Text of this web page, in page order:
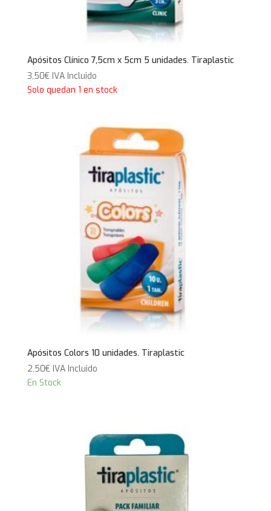
Apósitos Clínico 7,5cm x 5cm 5 unidades. Tiraplastic
3,50€ IVA Incluido
Solo quedan 1 en stock
Apósitos Colors 10 unidades. Tiraplastic
2,50€ IVA Incluido
En Stock